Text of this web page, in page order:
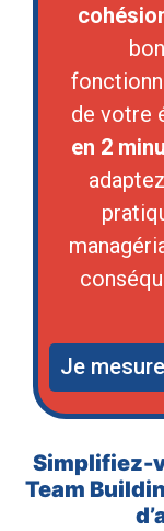
bon
de votre
en 2
Je
Simplifiez-
Team